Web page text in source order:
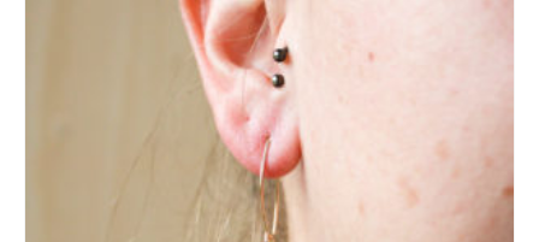
Les
options
peuvent
être
choisies
sur
la
page
du
produit